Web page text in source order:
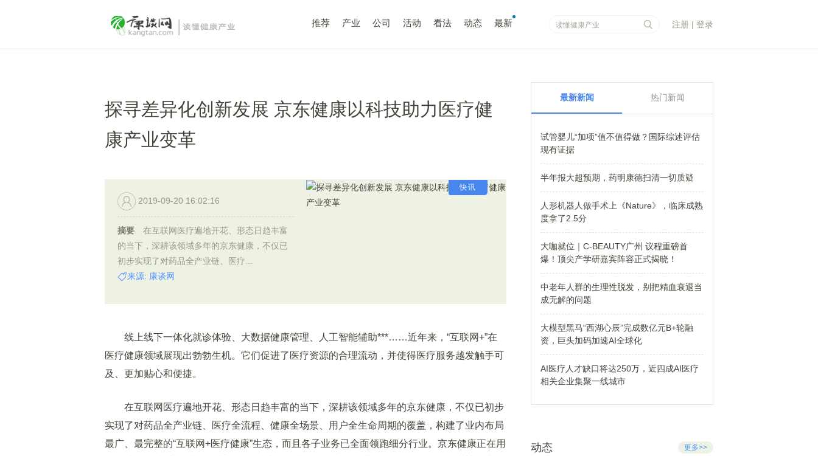
推荐 产业 公司 活动 看法 动态 最新 注册 | 登录
探寻差异化创新发展 京东健康以科技助力医疗健
康产业变革
快讯
2019-09-20 16:02:16
摘要
在互联网医疗遍地开花、形态日趋丰富
的当下，深耕该领域多年的京东健康，不仅已
初步实现了对药品全产业链、医疗...
来源: 康谈网
线上线下一体化就诊体验、大数据健康管理、人工智能辅助***……近年来，“互联网+”在
医疗健康领域展现出勃勃生机。它们促进了医疗资源的合理流动，并使得医疗服务越发触手可
及、更加贴心和便捷。
在互联网医疗遍地开花、形态日趋丰富的当下，深耕该领域多年的京东健康，不仅已初步
实现了对药品全产业链、医疗全流程、健康全场景、用户全生命周期的覆盖，构建了业内布局
最广、最完整的“互联网+医疗健康”生态，而且各子业务已全面领跑细分行业。京东健康正在用
最新新闻 热门新闻
试管婴儿“加项”值不值得做？国际综述评估
现有证据
半年报大超预期，药明康德扫清一切质疑
人形机器人做手术上《Nature》，临床成熟
度拿了2.5分
大咖就位｜C-BEAUTY广州 议程重磅首
爆！顶尖产学研嘉宾阵容正式揭晓！
中老年人群的生理性脱发，别把精血衰退当
成无解的问题
大模型黑马“西湖心辰”完成数亿元B+轮融
资，巨头加码加速AI全球化
AI医疗人才缺口将达250万，近四成AI医疗
相关企业集聚一线城市
动态 更多>>